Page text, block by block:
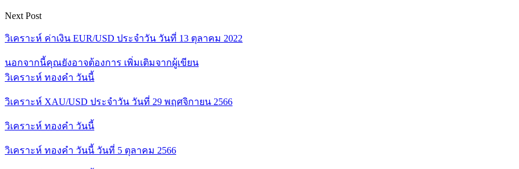
Next Post
วิเคราะห์ ค่าเงิน EUR/USD ประจำวัน วันที่ 13 ตุลาคม 2022
นอกจากนี้คุณยังอาจต้องการ เพิ่มเติมจากผู้เขียน
วิเคราะห์ ทองคำ วันนี้
วิเคราะห์ XAU/USD ประจำวัน วันที่ 29 พฤศจิกายน 2566
วิเคราะห์ ทองคำ วันนี้
วิเคราะห์ ทองคำ วันนี้ วันที่ 5 ตุลาคม 2566